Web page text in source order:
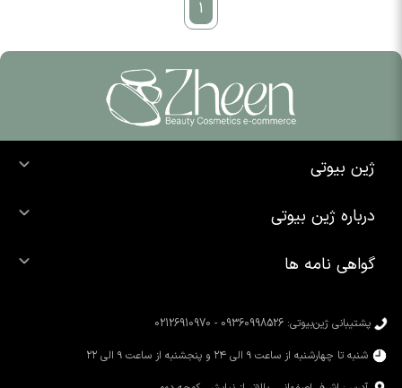
1
ژین بیوتی
خرید شوینده صورت
خرید رژ لب
درباره ژین بیوتی
تماس با ما
محصولات سیمپل
گواهی نامه ها
پشتیبانی ژین‌بیوتی: 09360998526 - 02126910970
شنبه تا چهارشنبه از ساعت ۹ الی ۲۴ و پنجشنبه از ساعت ۹ الی ۲۲